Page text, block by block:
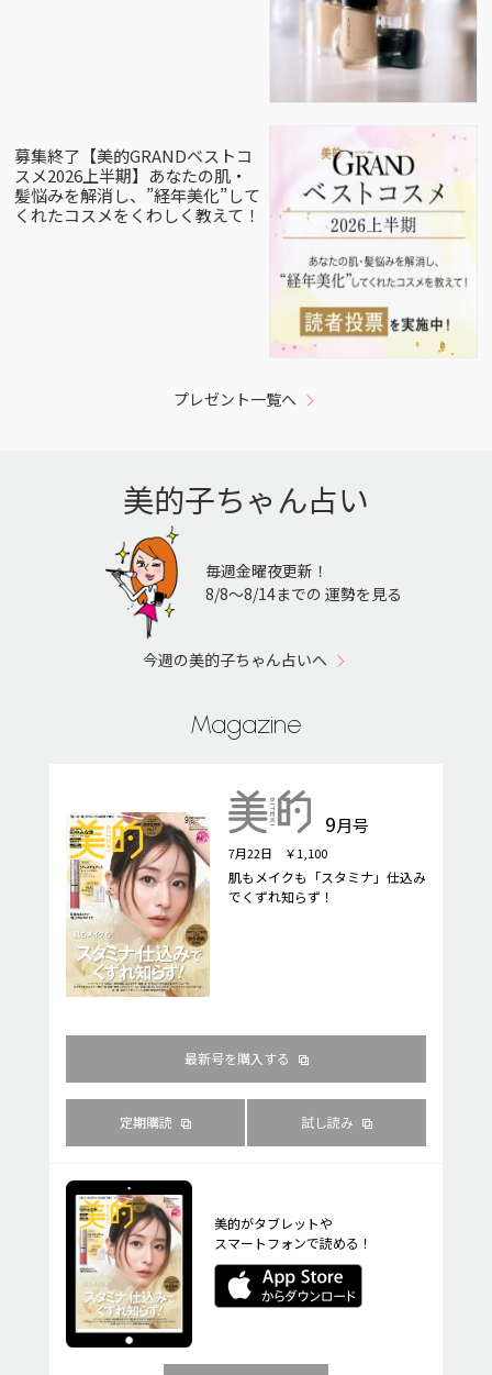
募集終了【美的GRANDベストコ
スメ2026上半期】あなたの肌・
髪悩みを解消し、”経年美化”して
くれたコスメをくわしく教えて！
プレゼント一覧へ
美的子ちゃん占い
毎週金曜夜更新！
8/8〜8/14までの 運勢を見る
今週の美的子ちゃん占いへ
Magazine
9月号
7月22日 ￥1,100
肌もメイクも「スタミナ」仕込み
でくずれ知らず！
最新号を購入する
定期購読 試し読み
美的がタブレットや
スマートフォンで読める！